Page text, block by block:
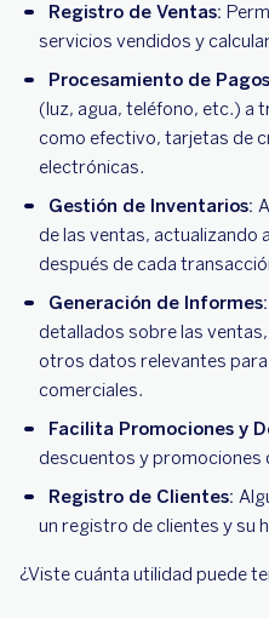
Registro de Ventas:
servicios vendidos y
Procesamiento de
(luz, agua, teléfono, etc.) a
como efectivo, tarjetas de
electrónicas.
Gestión de Inventarios:
de las ventas, actualizando
después de cada
Generación de Informes:
detallados sobre las
otros datos relevantes
comerciales.
Facilita Promociones y
descuentos y promociones
Registro de Clientes:
un registro de clientes y su
¿Viste cuánta utilidad puede